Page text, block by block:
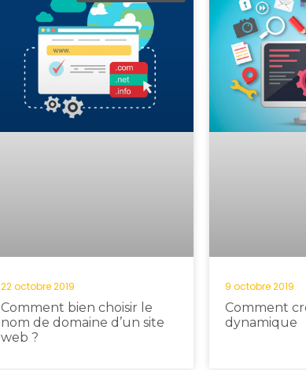
Comment bien choisir le
nom de domaine d’un site
web ?
22 octobre 2019
Comment
dynamique
9 octobre 2019